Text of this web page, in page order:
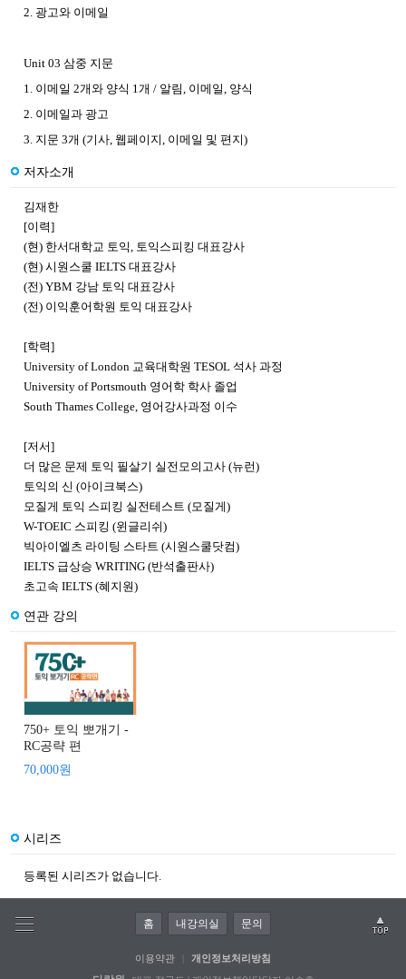
2. 광고와 이메일
Unit 03 삼중 지문
1. 이메일 2개와 양식 1개 / 알림, 이메일, 양식
2. 이메일과 광고
3. 지문 3개 (기사, 웹페이지, 이메일 및 편지)
저자소개
김재한
[이력]
(현) 한서대학교 토익, 토익스피킹 대표강사
(현) 시원스쿨 IELTS 대표강사
(전) YBM 강남 토익 대표강사
(전) 이익훈어학원 토익 대표강사
[학력]
University of London 교육대학원 TESOL 석사 과정
University of Portsmouth 영어학 학사 졸업
South Thames College, 영어강사과정 이수
[저서]
더 많은 문제 토익 필살기 실전모의고사 (뉴런)
토익의 신 (아이크북스)
모질게 토익 스피킹 실전테스트 (모질게)
W-TOEIC 스피킹 (윈글리쉬)
빅아이엘츠 라이팅 스타트 (시원스쿨닷컴)
IELTS 급상승 WRITING (반석출판사)
초고속 IELTS (혜지원)
연관 강의
750+ 토익 뽀개기 -
RC공략 편
70,000원
시리즈
등록된 시리즈가 없습니다.
홈 내강의실 문의
이용약관 개인정보처리방침